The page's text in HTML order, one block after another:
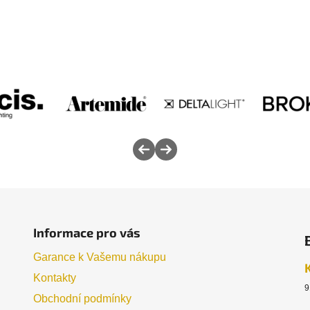
Informace pro vás
Garance k Vašemu nákupu
Kontakty
Obchodní podmínky